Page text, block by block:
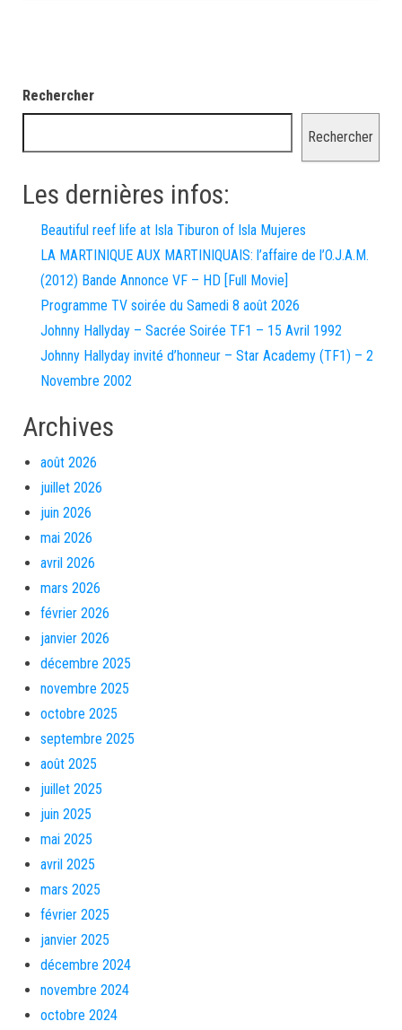
Rechercher
Rechercher
Les dernières infos:
Beautiful reef life at Isla Tiburon of Isla Mujeres
LA MARTINIQUE AUX MARTINIQUAIS: l’affaire de l’O.J.A.M.
(2012) Bande Annonce VF – HD [Full Movie]
Programme TV soirée du Samedi 8 août 2026
Johnny Hallyday – Sacrée Soirée TF1 – 15 Avril 1992
Johnny Hallyday invité d’honneur – Star Academy (TF1) – 2
Novembre 2002
Archives
août 2026
juillet 2026
juin 2026
mai 2026
avril 2026
mars 2026
février 2026
janvier 2026
décembre 2025
novembre 2025
octobre 2025
septembre 2025
août 2025
juillet 2025
juin 2025
mai 2025
avril 2025
mars 2025
février 2025
janvier 2025
décembre 2024
novembre 2024
octobre 2024